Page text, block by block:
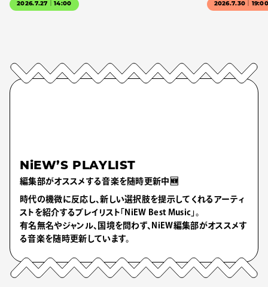
2026.7.27｜14:00 2026.7.30｜
NiEW’S PLAYLIST
編集部がオススメする音楽を随時更新中🆕
時代の機微に反応し、新しい選択肢を提示してくれるアーティ
ストを紹介するプレイリスト「NiEW Best Music」。
有名無名やジャンル、国境を問わず、NiEW編集部がオススメす
る音楽を随時更新しています。